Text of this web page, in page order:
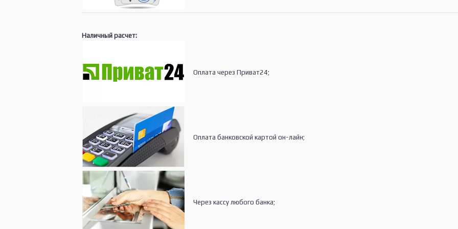
Наличный расчет:
Оплата через Приват24;
Оплата банковской картой он-лайн;
Через кассу любого банка;